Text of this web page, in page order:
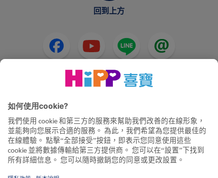
回到上方
HiPP奶粉 HiPP嬰兒食品 HiPP懷孕
隱私政策和使用條款
聯絡我們